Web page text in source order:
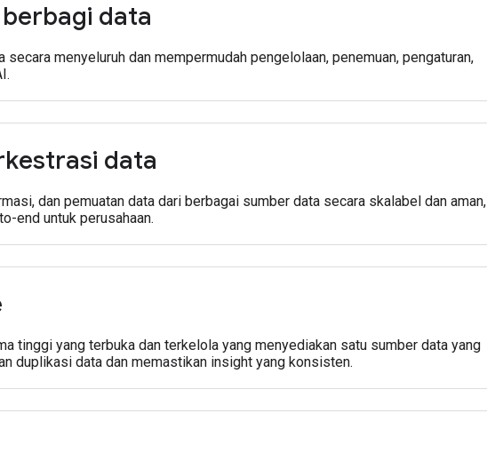
data
menyeluruh dan mempermudah pengelolaan, penemuan, pengaturan,
data
dan pemuatan data dari berbagai sumber data secara skalabel dan aman,
end untuk perusahaan.
tinggi yang terbuka dan terkelola yang menyediakan satu sumber data yang
duplikasi data dan memastikan insight yang konsisten.